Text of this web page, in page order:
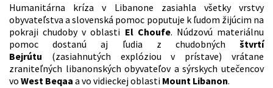
Humanitárna kríza v Libanone zasiahla všetky vrstvy
obyvateľstva a slovenská pomoc poputuje k ľudom žijúcim na
pokraji chudoby v oblasti El Choufe. Núdzovú materiálnu
pomoc dostanú aj ľudia z chudobných štvrtí
Bejrútu (zasiahnutých explóziou v prístave) vrátane
zraniteľných libanonských obyvateľov a sýrskych utečencov
vo West Beqaa a vo vidieckej oblasti Mount Libanon.